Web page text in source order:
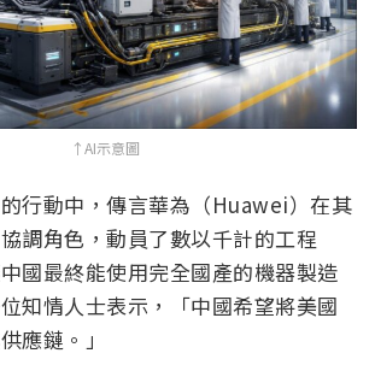
↑AI示意圖
行動中，傳言華為（Huawei）在其
調角色，動員了數以千計的工程
國最終能使用完全國產的機器製造
知情人士表示，「中國希望將美國
應鏈。」